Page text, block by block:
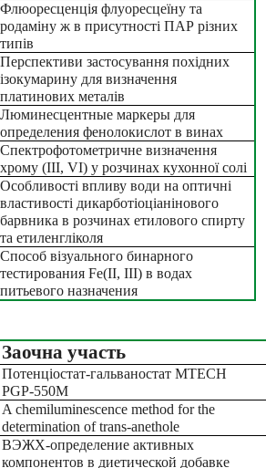
Флюоресценція флуоресцеїну та
родаміну ж в присутності ПАР різних
типів
Перспективи застосування похідних
ізокумарину для визначення
платинових металів
Люминесцентные маркеры для
определения фенолокислот в винах
Спектрофотометричне визначення
хрому (III, VI) у розчинах кухонної солі
Особливості впливу води на оптичні
властивості дикарботіоціанінового
барвника в розчинах етилового спирту
та етиленгліколя
Способ візуального бинарного
тестирования Fe(II, III) в водах
питьевого назначения
Заочна участь
Потенціостат-гальваностат MTECH
PGP-550М
A chemiluminescence method for the
determination of trans-anethole
ВЭЖХ-определение активных
компонентов в диетической добавке